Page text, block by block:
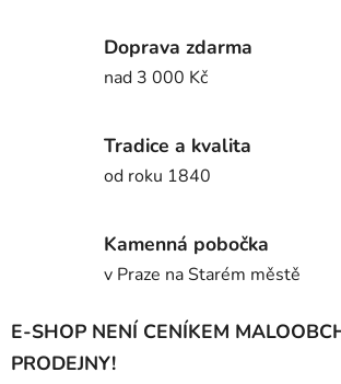
Doprava zdarma
nad 3 000 Kč
Tradice a kvalita
od roku 1840
Kamenná pobočka
v Praze na Starém městě
E-SHOP NENÍ CENÍKEM
PRODEJNY!